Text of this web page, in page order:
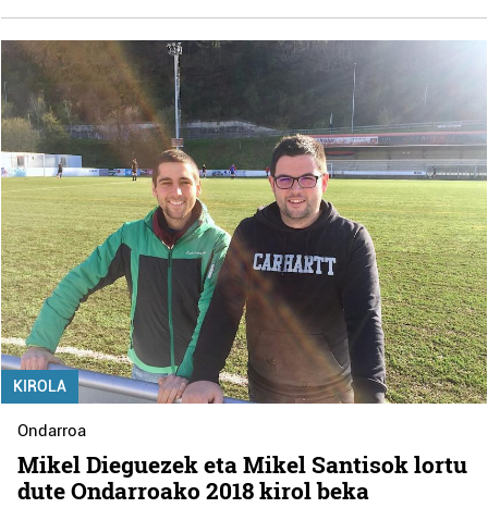
KIROLA
Ondarroa
Mikel Dieguezek eta Mikel Santisok lortu
dute Ondarroako 2018 kirol beka